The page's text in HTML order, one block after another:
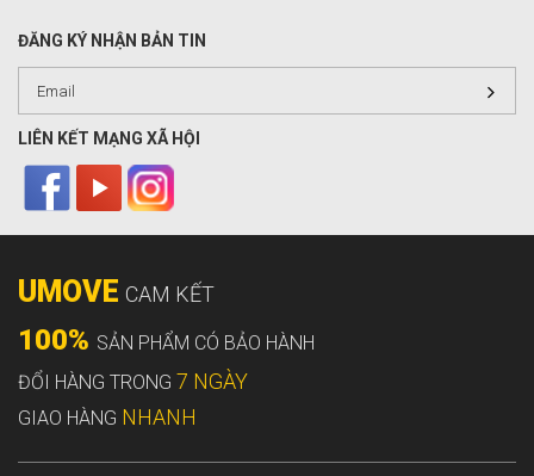
ĐĂNG KÝ NHẬN BẢN TIN
LIÊN KẾT MẠNG XÃ HỘI
UMOVE CAM KẾT
100% SẢN PHẨM CÓ BẢO HÀNH
ĐỔI HÀNG TRONG 7 NGÀY
GIAO HÀNG NHANH